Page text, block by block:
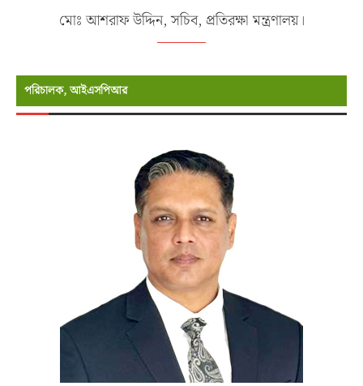
মোঃ আশরাফ উদ্দিন, সচিব, প্রতিরক্ষা মন্ত্রণালয়।
পরিচালক, আইএসপিআর